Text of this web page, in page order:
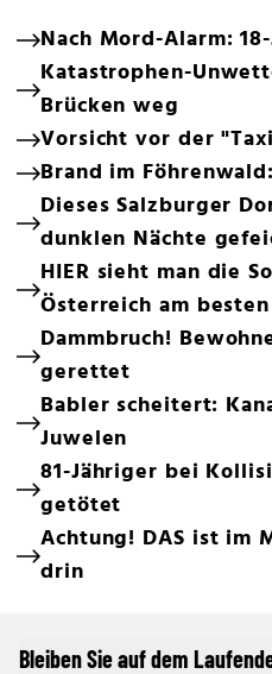
Nach Mord-Alarm:
Katastrophen-
Brücken weg
Vorsicht vor der
Brand im
Dieses Salzburger
dunklen Nächte
HIER sieht man die
Österreich am besten
Dammbruch!
gerettet
Babler scheitert:
Juwelen
81-Jähriger bei
getötet
Achtung! DAS ist im
drin
Bleiben Sie auf dem